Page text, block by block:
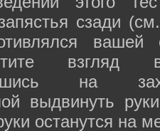
сзади
вашей
на
выдвинуть
останутся на